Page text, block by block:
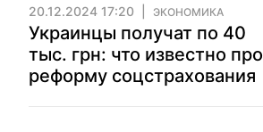
20.12.2024 17:20 ЭКОНОМИКА
Украинцы получат по 40
тыс. грн: что известно про
реформу соцстрахования